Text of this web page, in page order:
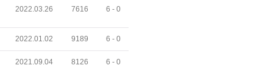
2022.03.26 7616 6 - 0
2022.01.02 9189 6 - 0
2021.09.04 8126 6 - 0